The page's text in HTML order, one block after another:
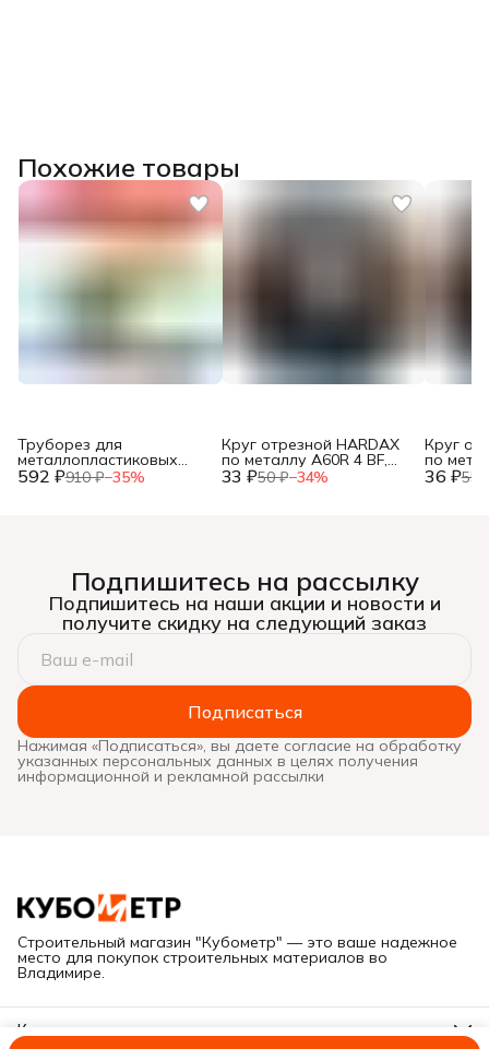
Похожие товары
592 ₽910 ₽−35%
Труборез для
металлопластиковых
труб, до 42мм, (шт.) 33 ₽50 ₽−34%
Круг отрезной HARDAX
по металлу A60R 4 BF,
125 х 1,2 х 22 мм, (шт.) 36 ₽55
Круг
по
125 х
Подпишитесь на рассылку
Подпишитесь на наши акции и новости и
получите скидку на следующий заказ
Подписаться
Нажимая «Подписаться», вы даете согласие на обработку
указанных персональных данных в целях получения
информационной и рекламной рассылки
Строительный магазин "Кубометр" — это ваше надежное
место для покупок строительных материалов во
Владимире.
Контакты